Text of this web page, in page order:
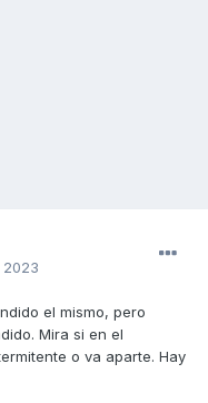
el mismo, pero
Mira si en el
o va aparte. Hay